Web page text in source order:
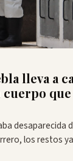
lleva a
desaparecida
los restos